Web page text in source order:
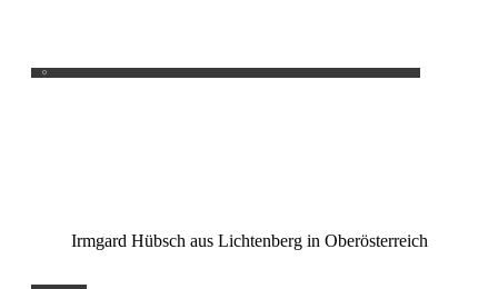
0
Irmgard Hübsch aus Lichtenberg in Oberösterreich